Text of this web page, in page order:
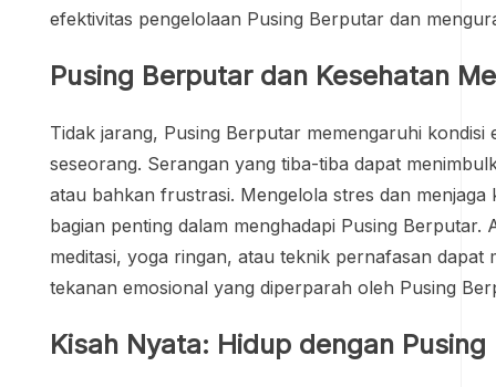
efektivitas pengelolaan Pusing Berputar dan
Pusing Berputar dan Kesehatan
Tidak jarang, Pusing Berputar memengaruhi kondisi
seseorang. Serangan yang tiba-tiba dapat
atau bahkan frustrasi. Mengelola stres dan menjaga
bagian penting dalam menghadapi Pusing Berputar.
meditasi, yoga ringan, atau teknik pernafasan dapat
tekanan emosional yang diperparah oleh Pusing
Kisah Nyata: Hidup dengan